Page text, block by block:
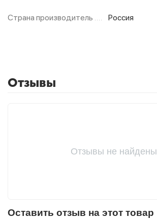
Страна производитель Россия
Отзывы
Отзывы не найдены
Оставить отзыв на этот товар